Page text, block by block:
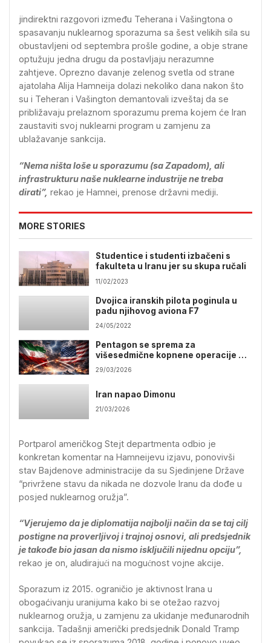
jindirektni razgovori između Teherana i Vašingtona o
spasavanju nuklearnog sporazuma sa šest velikih sila su
obustavljeni od septembra prošle godine, a obje strane
optužuju jedna drugu da postavljaju nerazumne
zahtjeve. Oprezno davanje zelenog svetla od strane
ajatolaha Alija Hamneija dolazi nekoliko dana nakon što
su i Teheran i Vašington demantovali izveštaj da se
približavaju prelaznom sporazumu prema kojem će Iran
zaustaviti svoj nuklearni program u zamjenu za
ublažavanje sankcija.
“Nema ništa loše u sporazumu (sa Zapadom), ali
infrastrukturu naše nuklearne industrije ne treba
dirati”, rekao je Hamnei, prenose državni mediji.
MORE STORIES
Studentice i studenti izbačeni s
fakulteta u Iranu jer su skupa ručali
11/02/2023
Dvojica iranskih pilota poginula u
padu njihovog aviona F7
24/05/2022
Pentagon se sprema za
višesedmične kopnene operacije u
Iranu
29/03/2026
Iran napao Dimonu
21/03/2026
Portparol američkog Stejt departmenta odbio je
konkretan komentar na Hamneijevu izjavu, ponovivši
stav Bajdenove administracije da su Sjedinjene Države
“privržene stavu da nikada ne dozvole Iranu da dođe u
posjed nuklearnog oružja”.
“Vjerujemo da je diplomatija najbolji način da se taj cilj
postigne na proverljivoj i trajnoj osnovi, ali predsjednik
je takođe bio jasan da nismo isključili nijednu opciju”,
rekao je on, aludirajući na mogućnost vojne akcije.
Sporazum iz 2015. ograničio je aktivnost Irana u
obogaćivanju uranijuma kako bi se otežao razvoj
nuklearnog oružja, u zamjenu za ukidanje međunarodnih
sankcija. Tadašnji američki predsjednik Donald Tramp